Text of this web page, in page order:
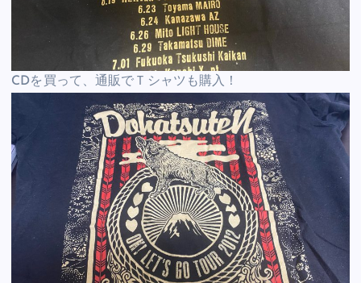
CDを買って、通販でＴシャツも購入！